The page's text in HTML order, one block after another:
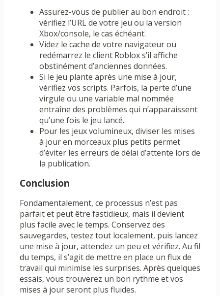
Assurez-vous de publier au bon endroit :
vérifiez l’URL de votre jeu ou la version
Xbox/console, le cas échéant.
Videz le cache de votre navigateur ou
redémarrez le client Roblox s’il affiche
obstinément d’anciennes données.
Si le jeu plante après une mise à jour,
vérifiez vos scripts. Parfois, la perte d’une
virgule ou une variable mal nommée
entraîne des problèmes qui n’apparaissent
qu’une fois le jeu lancé.
Pour les jeux volumineux, diviser les mises
à jour en morceaux plus petits permet
d’éviter les erreurs de délai d’attente lors de
la publication.
Conclusion
Fondamentalement, ce processus n’est pas
parfait et peut être fastidieux, mais il devient
plus facile avec le temps. Conservez des
sauvegardes, testez tout localement, puis lancez
une mise à jour, attendez un peu et vérifiez. Au fil
du temps, il s’agit de mettre en place un flux de
travail qui minimise les surprises. Après quelques
essais, vous trouverez un bon rythme et vos
mises à jour seront plus fluides.